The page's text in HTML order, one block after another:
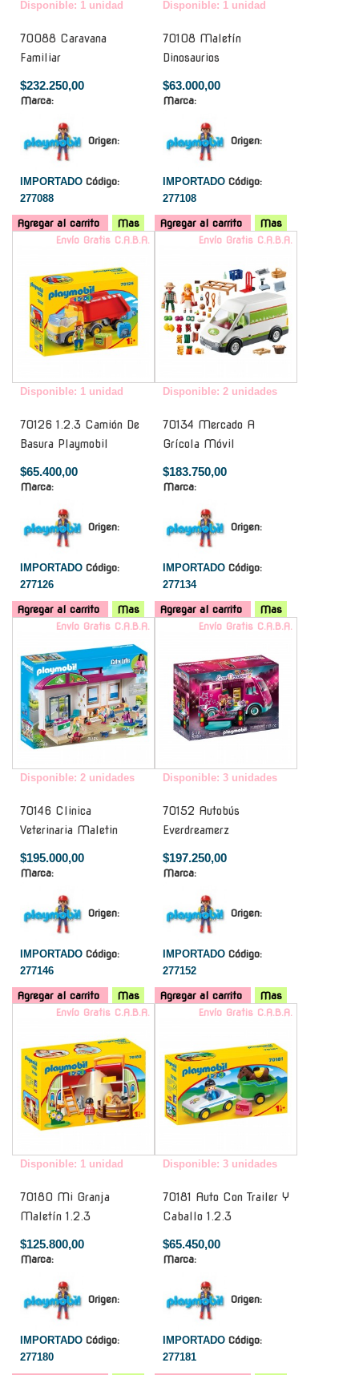
Disponible: 1 unidad
70088 Caravana
Familiar
$232.250,00
Marca:
Origen:
IMPORTADO Código:
277088
Agregar al carrito Mas
Disponible: 1 unidad
70108 Maletín
Dinosaurios
$63.000,00
Marca:
Origen:
IMPORTADO Código:
277108
Agregar al carrito
Mas
Envío Gratis C.A.B.A.
Disponible: 1 unidad
70126 1.2.3 Camión De
Basura Playmobil
$65.400,00
Marca:
Origen:
IMPORTADO Código:
277126
Agregar al carrito Mas
Envío Gratis C.A.B.A.
Disponible: 2 unidades
70134 Mercado A
Grícola Móvil
$183.750,00
Marca:
Origen:
IMPORTADO Código:
277134
Agregar al carrito
Mas
Envío Gratis C.A.B.A.
Disponible: 2 unidades
70146 Clinica
Veterinaria Maletin
$195.000,00
Marca:
Origen:
IMPORTADO Código:
277146
Agregar al carrito Mas
Envío Gratis C.A.B.A.
Disponible: 3 unidades
70152 Autobús
Everdreamerz
$197.250,00
Marca:
Origen:
IMPORTADO Código:
277152
Agregar al carrito
Mas
Envío Gratis C.A.B.A.
Disponible: 1 unidad
70180 Mi Granja
Maletín 1.2.3
$125.800,00
Marca:
Origen:
IMPORTADO Código:
277180
Envío Gratis C.A.B.A.
Disponible: 3 unidades
70181 Auto Con Trailer Y
Caballo 1.2.3
$65.450,00
Marca:
Origen:
IMPORTADO Código:
277181